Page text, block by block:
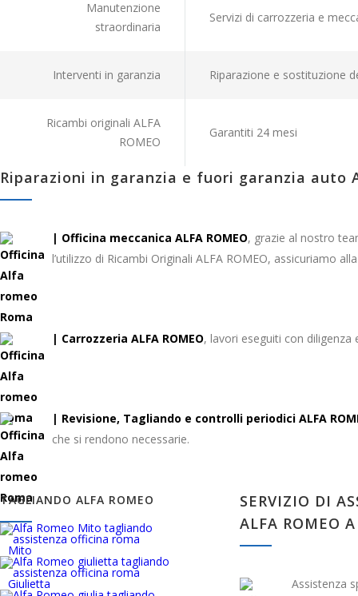
Manutenzione
straordinaria
Servizi di carrozzeria e
Interventi in garanzia Riparazione e sostituzione
Ricambi originali ALFA
ROMEO
Garantiti 24 mesi
Riparazioni in garanzia e fuori garanzia auto
| Officina meccanica ALFA ROMEO, grazie al nostro
l’utilizzo di Ricambi Originali ALFA ROMEO, assicuriamo
| Carrozzeria ALFA ROMEO, lavori eseguiti con diligenza
| Revisione, Tagliando e controlli periodici ALFA
che si rendono necessarie.
TAGLIANDO ALFA ROMEO
Mito
Giulietta
SERVIZIO DI
ALFA ROMEO
Assistenza